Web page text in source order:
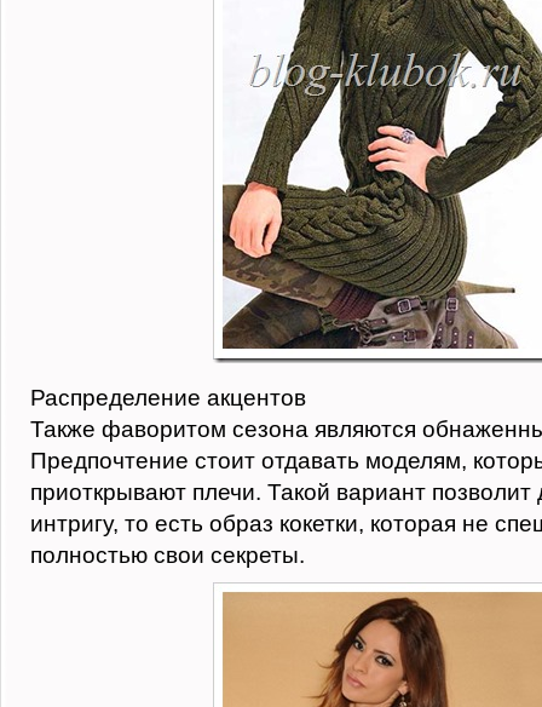
Распределение акцентов
Также фаворитом сезона являются
Предпочтение стоит отдавать моделям,
приоткрывают плечи. Такой вариант позволит
интригу, то есть образ кокетки, которая не
полностью свои секреты.